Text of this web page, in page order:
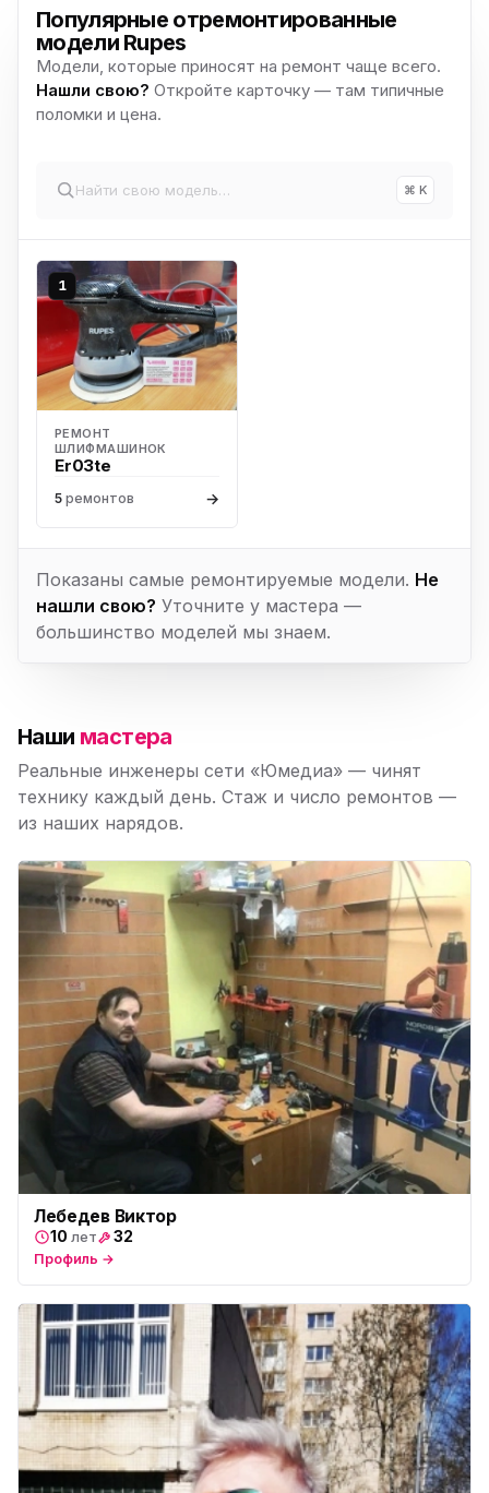
Популярные отремонтированные
модели Rupes
Модели, которые приносят на ремонт чаще всего.
Нашли свою? Откройте карточку — там типичные
поломки и цена.
⌘ K
1
РЕМОНТ
ШЛИФМАШИНОК
Er03te
5 ремонтов →
Показаны самые ремонтируемые модели. Не
нашли свою? Уточните у мастера —
большинство моделей мы знаем.
Наши мастера
Реальные инженеры сети «Юмедиа» — чинят
технику каждый день. Стаж и число ремонтов —
из наших нарядов.
Лебедев Виктор
10 лет 32
Профиль →